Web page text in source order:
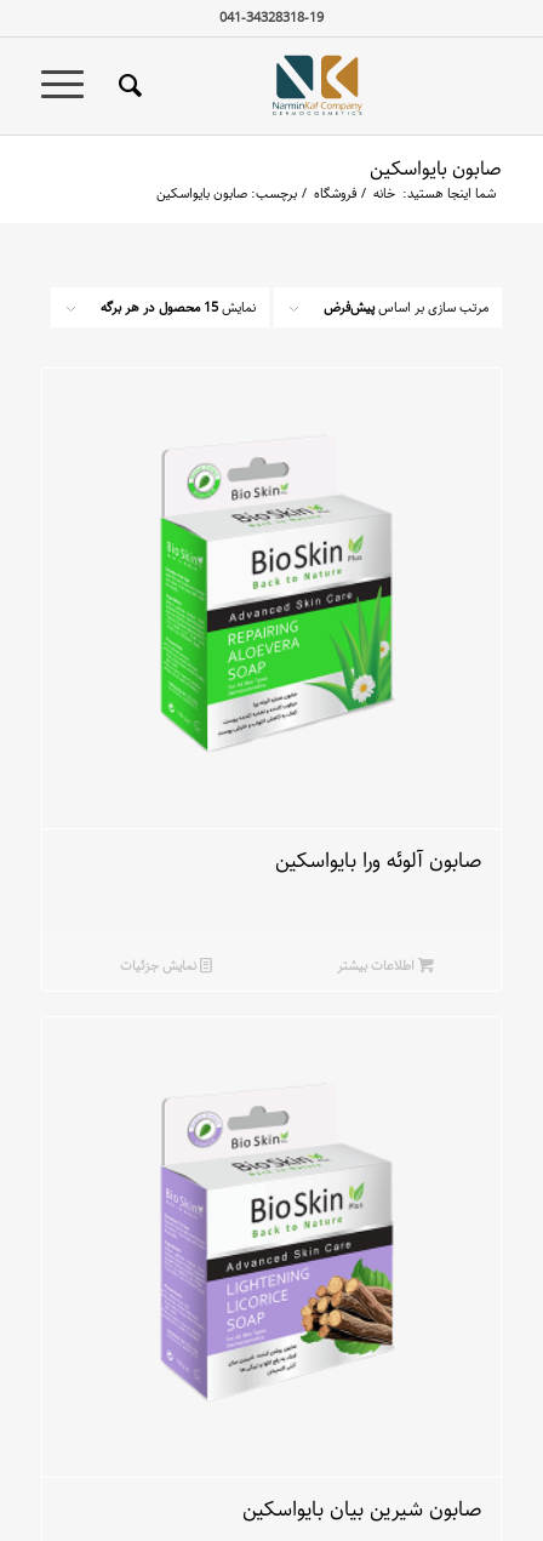
041-34328318-19
صابون بایواسکین
شما اینجا هستید: خانه / فروشگاه / برچسب: صابون بایواسکین
مرتب سازی بر اساسپیش‌فرض نمایش15 محصول در هر برگه
صابون آلوئه ورا بایواسکین
اطلاعات بیشتر نمایش جزئیات
صابون شیرین بیان بایواسکین